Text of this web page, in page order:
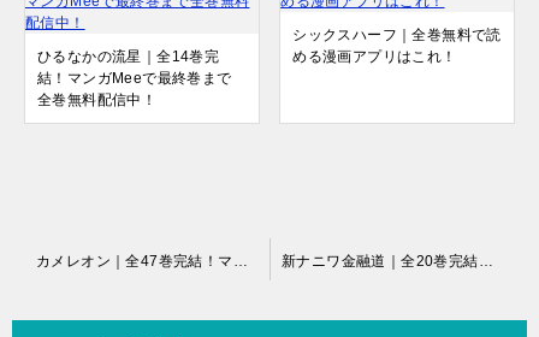
ひるなかの流星｜全14巻完
結！マンガMeeで最終巻まで
全巻無料配信中！
シックスハーフ｜全巻無料で読
める漫画アプリはこれ！
カメレオン｜全47巻完結！マンガBANGで最終巻まで全巻無料配信中！ 新ナニワ金融道｜全20巻完結！マンガBANGで最終巻まで全巻無料配信中！